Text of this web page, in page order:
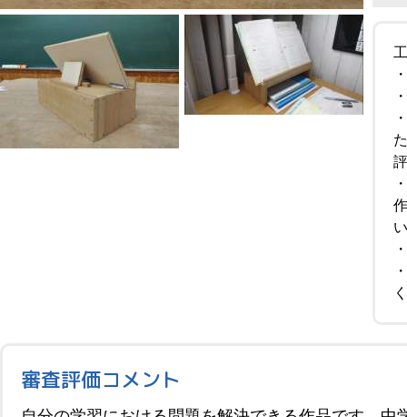
審査評価コメント